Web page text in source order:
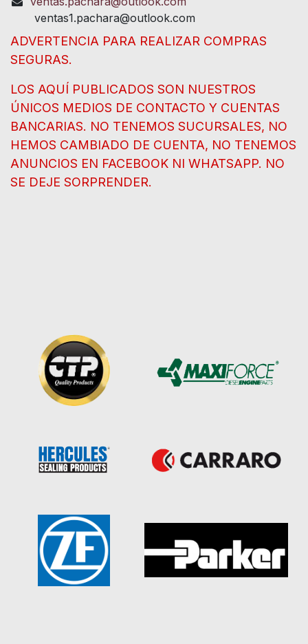
ventas1.pachara@outlook.com
ADVERTENCIA PARA REALIZAR COMPRAS
SEGURAS.
LOS AQUÍ PUBLICADOS SON NUESTROS
ÚNICOS MEDIOS DE CONTACTO Y CUENTAS
BANCARIAS. NO TENEMOS SUCURSALES, NO
HEMOS CAMBIADO DE CUENTA, NO TENEMOS
ANUNCIOS EN FACEBOOK NI WHATSAPP. NO
SE DEJE SORPRENDER.